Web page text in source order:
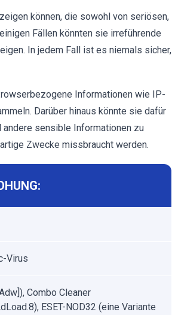
können, die sowohl von seriösen,
Fällen könnten sie irreführende
In jedem Fall ist es niemals sicher,
Informationen wie IP-
Darüber hinaus könnte sie dafür
sensible Informationen zu
Zwecke missbraucht werden.
Virus
Combo Cleaner
ESET-NOD32 (eine Variante